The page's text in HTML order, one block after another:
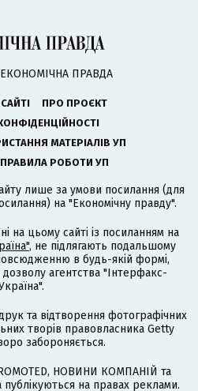
ЕКОНОМІЧНА ПРАВДА
ПРО ПРОЄКТ
МАТЕРІАЛІВ УП
РОБОТИ УП
лише за умови посилання (для
на "Економічну правду".
на цьому сайті із посиланням на
, не підлягають подальшому
в будь-якій формі,
агентства "Інтерфакс-
та відтворення фотографічних
творів правовласника Getty
забороняється.
НОВИНИ КОМПАНІЙ та
на правах реклами.